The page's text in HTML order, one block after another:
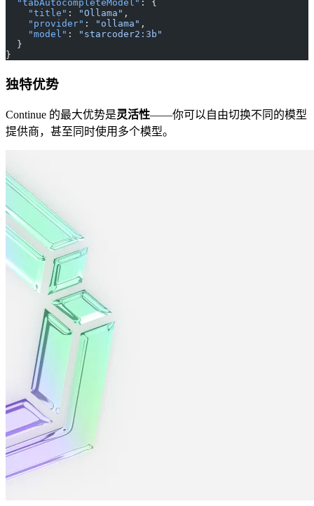
  "tabAutocompleteModel"
: {
    "title"
: "Ollama" ,
    "provider"
: "ollama" ,
    "model"
:
"starcoder2:3b"
  }
}
独特优势
Continue 的最大优势是灵活性——你可以自由切换不同的模型
提供商，甚至同时使用多个模型。